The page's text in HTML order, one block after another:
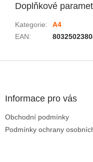
Doplňkové
Kategorie:
A4
EAN:
Informace pro vás
Obchodní podmínky
Podmínky ochrany